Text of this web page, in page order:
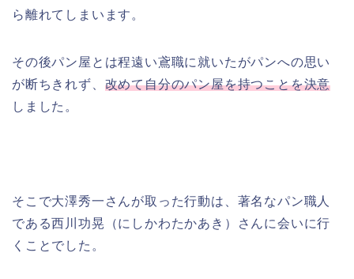
ら離れてしまいます。
その後パン屋とは程遠い鳶職に就いたがパンへの思い
が断ちきれず、 改めて自分のパン屋を持つことを決意
しました。
そこで大澤秀一さんが取った行動は、著名なパン職人
である西川功晃（にしかわたかあき）さんに会いに行
くことでした。